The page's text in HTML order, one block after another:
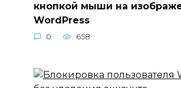
кнопкой мыши на
WordPress
0 658